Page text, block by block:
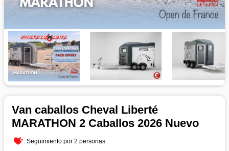
Van caballos Cheval Liberté
MARATHON 2 Caballos 2026 Nuevo
Seguimiento por 2 personas